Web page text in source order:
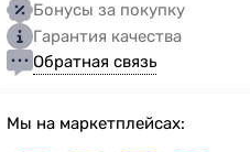
Бонусы за покупку
Гарантия качества
Обратная связь
Мы на маркетплейсах: